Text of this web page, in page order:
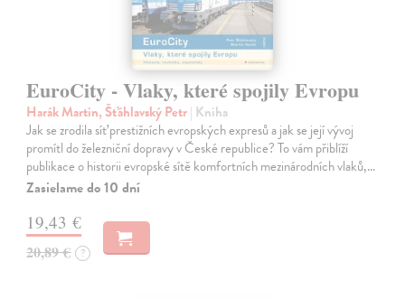
EuroCity - Vlaky, které spojily Evropu
Harák Martin, Šťáhlavský Petr| Kniha
Jak se zrodila síť prestižních evropských expresů a jak se její vývoj
promítl do železniční dopravy v České republice? To vám přiblíží
publikace o historii evropské sítě komfortních mezinárodních vlaků,…
Zasielame do 10 dní
19,43 €
20,89 € ?